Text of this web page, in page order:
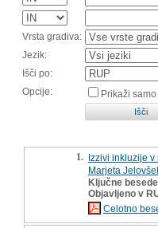
Vrsta gradiva:
Jezik:
Išči po:
Opcije:
Prikaži
1. Izzivi inkluzije
Marjeta
Ključne
Objavljeno v
Celotno